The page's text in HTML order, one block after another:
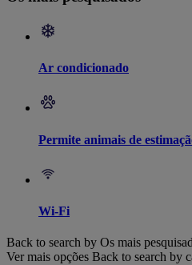
Ar condicionado
Permite animais de
Wi-Fi
Back to search by Os mais
Ver mais opções Back to search by